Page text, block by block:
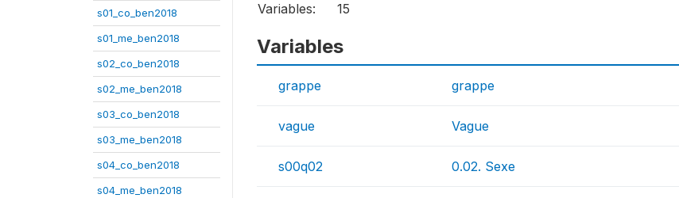
s01_co_ben2018
s01_me_ben2018
s02_co_ben2018
s02_me_ben2018
s03_co_ben2018
s03_me_ben2018
s04_co_ben2018
s04_me_ben2018
Variables:
15
Variables
grappe grappe
vague Vague
s00q02 0.02. Sexe